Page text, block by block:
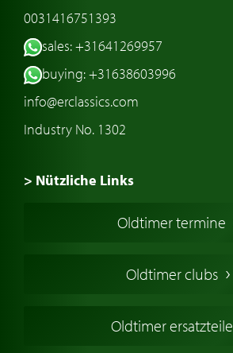
0031416751393
sales: +31641269957
buying: +31638603996
info@erclassics.com
Industry No. 1302
> Nützliche Links
Oldtimers in Europa
Englische Oldtimer
Deutsche Oldtimer
Oldtimer termine
Oldtimer clubs
Oldtimer ersatzteile